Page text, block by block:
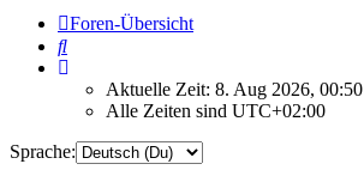
Foren-Übersicht
Suche
Aktuelle Zeit: 8. Aug 2026, 00:50
Alle Zeiten sind UTC+02:00
Sprache: